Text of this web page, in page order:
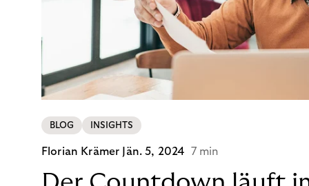
BLOG INSIGHTS
Florian Krämer Jän. 5, 2024 7 min